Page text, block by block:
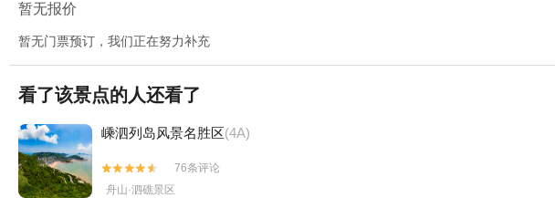
暂无报价
暂无门票预订，我们正在努力补充
看了该景点的人还看了
嵊泗列岛风景名胜区(4A)


76条评论
舟山·泗礁景区